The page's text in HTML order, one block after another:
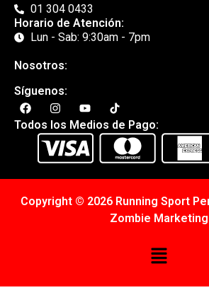
01 304 0433
Horario de Atención:
Lun - Sab: 9:30am - 7pm
Nosotros:
Síguenos:
Todos los Medios de Pago:
Copyright © 2026 Running Sport
Zombie Marketing